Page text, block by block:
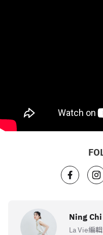
Ning Chi
La Vie編輯